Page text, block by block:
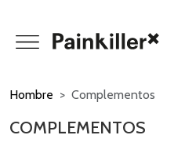
Hombre Complementos
COMPLEMENTOS